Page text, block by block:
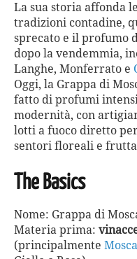
La sua storia affonda
tradizioni contadine,
sprecato e il profumo
dopo la vendemmia,
Langhe, Monferrato e
Oggi, la Grappa di
fatto di profumi
modernità, con
lotti a fuoco diretto
sentori floreali e
The Basics
Nome: Grappa di
Materia prima:
(principalmente